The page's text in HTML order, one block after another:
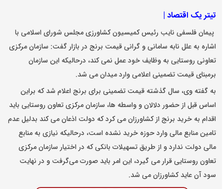
تیتر یک اقتصاد |
پیمان فلسفی نایب رئیس کمیسیون کشاورزی مجلس شورای اسلامی با
اشاره به علل نابه سامانی و گرانی قیمت برنج در بازار گفت: سازمان مرکزی
تعاونی روستایی به وظایف خود عمل نمی کند، درحالیکه این سازمان
برمبنای قیمت تضمینی اعلامی وارد میدان می شد.
به گفته وی، سال گذشته قیمت تضمینی برای برنج اعلام شد که براین
اساس قبل از حضور دلالان و واسطه ها، سازمان مرکزی تعاون روستایی باید
اقدام به خرید برنج از کشاورزان می کرد که دولت اذعان می کند بدلیل عدم
تامین منابع مالی وارد حوزه خرید نشده است، درحالیکه نیازی به منابع
مالی دولت ندارد و از طریق تسهیلات بانکی که در اختیار سازمان مرکزی
تعاون روستایی قرار می گیرد، این امر باید صورت می‌گرفت و در نهایت
سود آن عاید کشاورزان می شد.